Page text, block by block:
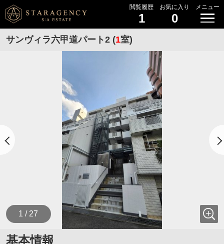
閲覧履歴
1
お気に入り
0
メニュー
サンヴィラ六甲道パート2 (1室)
1 / 27
基本情報